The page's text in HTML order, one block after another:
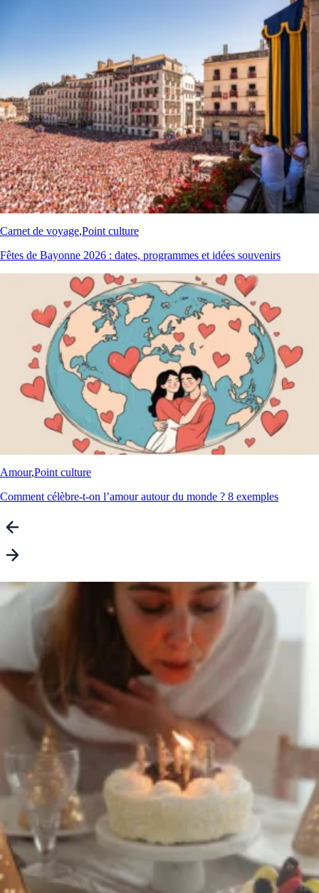
Carnet de voyage,Point culture
Fêtes de Bayonne 2026 : dates, programmes et idées souvenirs
Amour,Point culture
Comment célèbre-t-on l’amour autour du monde ? 8 exemples